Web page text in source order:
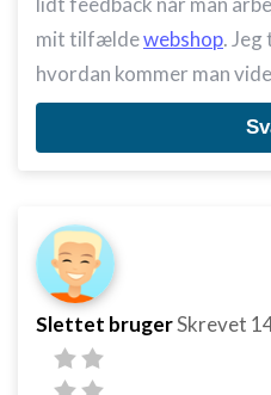
mit tilfældewebshop.
hvordan kommer man
Slettet brugerSkrevet